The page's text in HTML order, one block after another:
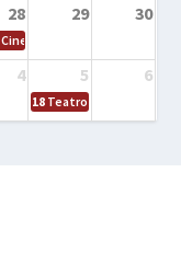
28 29 30
Cine en el calle – Tintín y el
4 5 6
18 Teatro – Tres